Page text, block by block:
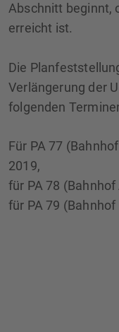
Abschnitt beginnt,
erreicht ist.
Die
Verlängerung der
folgenden
Für PA 77
2019,
für PA 78
für PA 79